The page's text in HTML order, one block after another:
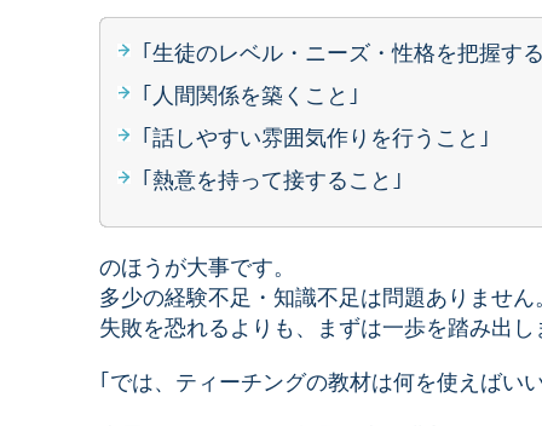
｢生徒のレベル・ニーズ・性格を把握す
｢人間関係を築くこと｣
｢話しやすい雰囲気作りを行うこと｣
｢熱意を持って接すること｣
のほうが大事です。
多少の経験不足・知識不足は問題ありません
失敗を恐れるよりも、まずは一歩を踏み出し
｢では、ティーチングの教材は何を使えばい